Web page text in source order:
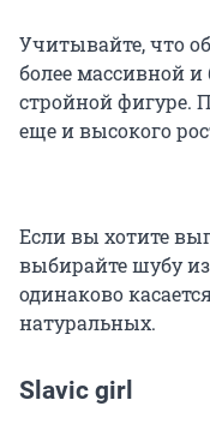
Учитывайте, что
более массивной и
стройной фигуре.
еще и высокого
Если вы хотите
выбирайте шубу
одинаково
натуральных.
Slavic girl